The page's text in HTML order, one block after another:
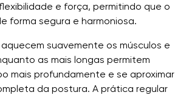
e força, permitindo que o
forma segura e harmoniosa.
suavemente os músculos e
as mais longas permitem
mais profundamente e se aproximar
da postura. A prática regular